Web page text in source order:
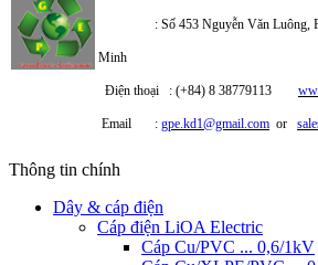
: Số 453 Nguyễn Văn Luông,
Minh
Điện thoại : (+84) 8 38779113
Email : gpe.kd1@gmail.com or
Thông tin chính
Dây & cáp điện
Cáp điện LiOA Electric
Cáp Cu/PVC ... 0,6/1kV